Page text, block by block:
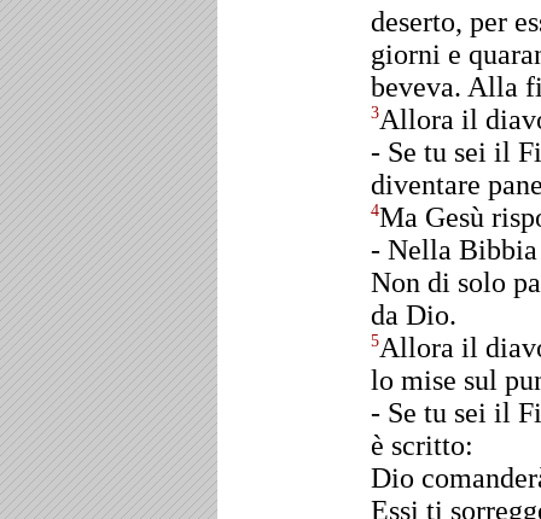
deserto, per
giorni e
beveva. Alla
3Allora il
- Se tu sei il
diventare
4Ma Gesù
- Nella
Non di solo
da Dio.
5Allora il
lo mise sul
- Se tu sei il
è scritto:
Dio
Essi ti